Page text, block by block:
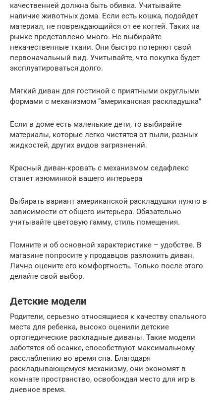
качественней должна быть обивка. Учитывайте
наличие животных дома. Если есть кошка, подойдет
материал, не повреждающийся от ее когтей. Таких на
рынке представлено много. Не выбирайте
некачественные ткани. Они быстро потеряют свой
первоначальный вид. Учитывайте, что покупка будет
эксплуатироваться долго.
Мягкий диван для гостиной с приятными округлыми
формами с механизмом “американская раскладушка”
Если в доме есть маленькие дети, то выбирайте
материалы, которые легко чистятся от пыли, разных
жидкостей, других видов загрязнений.
Красный диван-кровать с механизмом седафлекс
станет изюминкой вашего интерьера
Выбирать вариант американской раскладушки нужно в
зависимости от общего интерьера. Обязательно
учитывайте цветовую гамму, стиль помещения.
Помните и об основной характеристике – удобстве. В
магазине попросите у продавцов разложить диван.
Лично оцените его комфортность. Только после этого
делайте свой выбор.
Детские модели
Родители, серьезно относящиеся к качеству спального
места для ребенка, высоко оценили детские
ортопедические раскладные диваны. Такие модели
заботятся об осанке, способствуют максимальному
расслаблению во время сна. Благодаря
раскладывающемуся механизму, они экономят в
комнате пространство, освобождая место для игр в
дневное время.